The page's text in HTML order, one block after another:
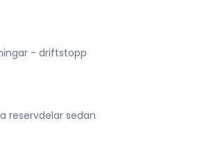
- driftstopp
reservdelar sedan